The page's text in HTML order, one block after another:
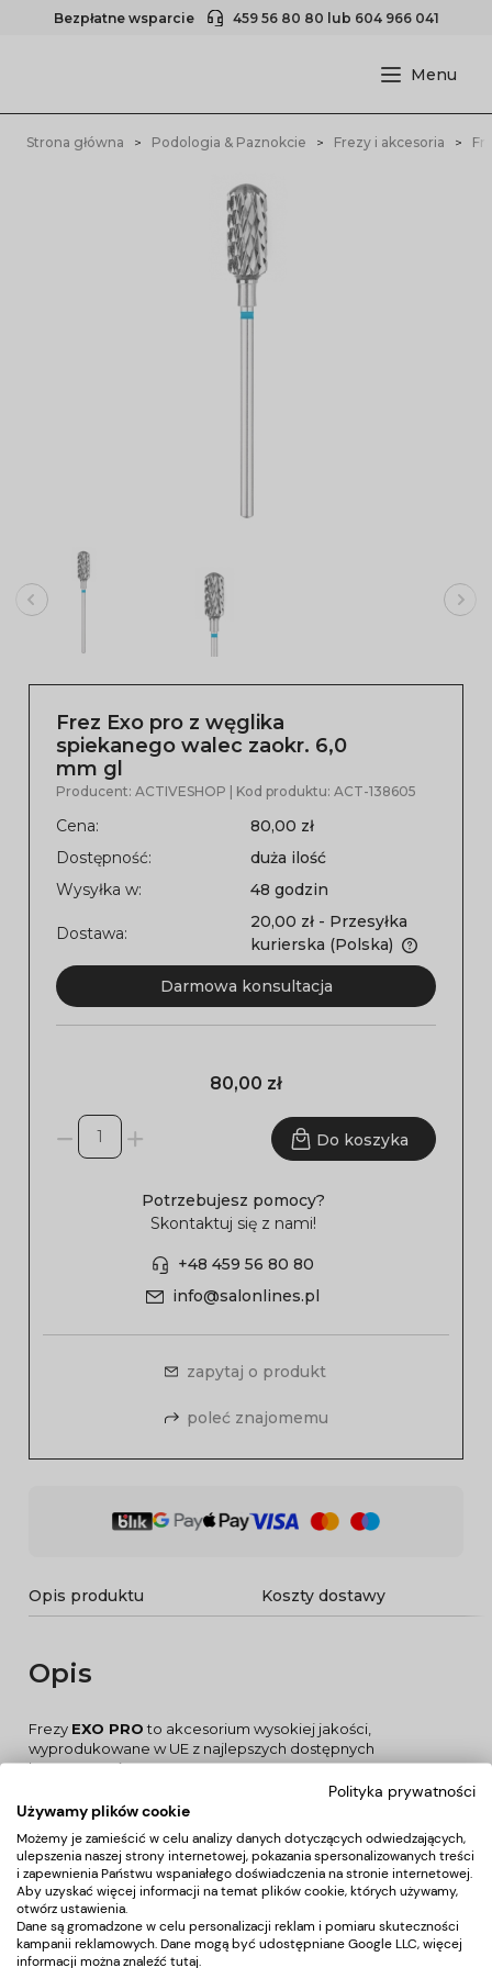
Bezpłatne wsparcie 459 56 80 80 lub 604 966 041
Strona główna Podologia & Paznokcie Frezy i akcesoria
Frez Exo pro z węglika
spiekanego walec zaokr. 6,0
mm gl
Producent: ACTIVESHOP | Kod produktu: ACT-138605
Cena:
80,00 zł
Dostępność:
duża ilość
Wysyłka w:
48 godzin
Dostawa:
20,00 zł - Przesyłka
kurierska (Polska)
Darmowa konsultacja
80,00 zł
Do koszyka
Potrzebujesz pomocy?
Skontaktuj się z nami!
+48 459 56 80 80
info@salonlines.pl
zapytaj o produkt
poleć znajomemu
Opis produktu Koszty dostawy
Opis
Frezy EXO PROto akcesorium wysokiej jakości,
wyprodukowane w UE z najlepszych dostępnych
komponentów.
Precyzja w procesie produkcji sprawia, że praca nimi jest
łatwa i bezpieczna.
łatwością usuniemy hybrydę z powierzchni paznokcia,
nadamy im pożądany kształt i długość, wygładzimy
zrogowacenia oraz usuniemy szpecące skórki.
ZASTOSOWANIE:
Frez zaokrąglony walec z weglika spiekanego pozwala na
bardzo wydajne i szybkie szlifowanie wszystkich rodzajów
Polityka prywatności
Używamy plików cookie
Możemy je zamieścić w celu analizy danych dotyczących odwiedzających,
ulepszenia naszej strony internetowej, pokazania spersonalizowanych treści
i zapewnienia Państwu wspaniałego doświadczenia na stronie internetowej.
Aby uzyskać więcej informacji na temat plików cookie, których używamy,
otwórz ustawienia.
Dane są gromadzone w celu personalizacji reklam i pomiaru skuteczności
kampanii reklamowych. Dane mogą być udostępniane Google LLC, więcej
informacji można znaleźć tutaj.